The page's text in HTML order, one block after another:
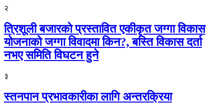
२
त्रिशूली बजारको प्रस्तावित एकीकृत जग्गा विकास
योजनाको जग्गा विवादमा किन?, बस्ति विकास दर्ता
नभए समिति विघटन हुने
३
स्तनपान प्रभावकारीका लागि अन्तरक्रिया